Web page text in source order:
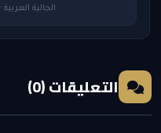
الجالية العربية · 5 أغسطس 2026 — 1:50 PM
التعليقات (0)